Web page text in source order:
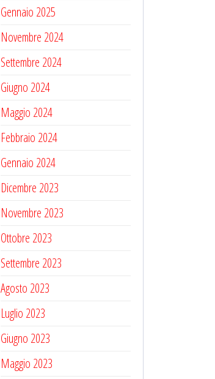
Gennaio 2025
Novembre 2024
Settembre 2024
Giugno 2024
Maggio 2024
Febbraio 2024
Gennaio 2024
Dicembre 2023
Novembre 2023
Ottobre 2023
Settembre 2023
Agosto 2023
Luglio 2023
Giugno 2023
Maggio 2023